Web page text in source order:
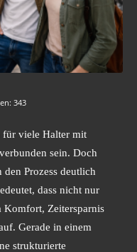
343
für viele Halter mit
sein. Doch
Prozess deutlich
dass nicht nur
Komfort, Zeitersparnis
Gerade in einem
strukturierte